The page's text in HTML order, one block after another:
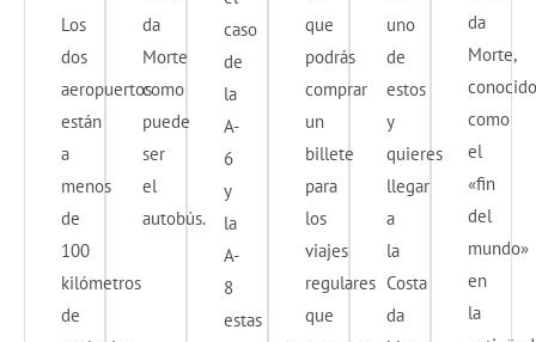
Los
dos
aeropuertos
están
a
menos
de
100
kilómetros
de
da
Morte
como
puede
ser
el
autobús.
caso
de
la
A-
6
y
la
A-
8
estas
que
podrás
comprar
un
billete
para
los
viajes
regulares
que
uno
de
estos
y
quieres
llegar
a
la
Costa
da
da
Morte,
conocido
como
el
«fin
del
mundo»
en
la